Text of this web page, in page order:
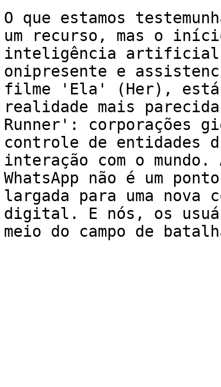
O que estamos
um recurso, mas o
inteligência artificial.
onipresente e
filme 'Ela' (Her), está
realidade mais
Runner': corporações
controle de entidades
interação com o
WhatsApp não é um
largada para uma nova
digital. E nós, os
meio do campo de